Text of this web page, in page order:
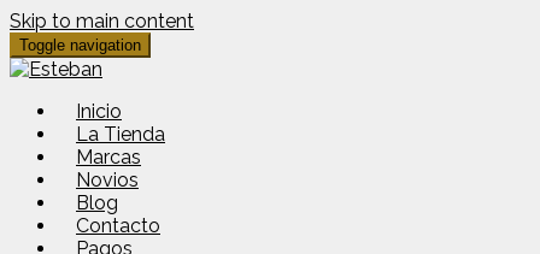
Skip to main content
Toggle navigation
Inicio
La Tienda
Marcas
Novios
Blog
Contacto
Pagos